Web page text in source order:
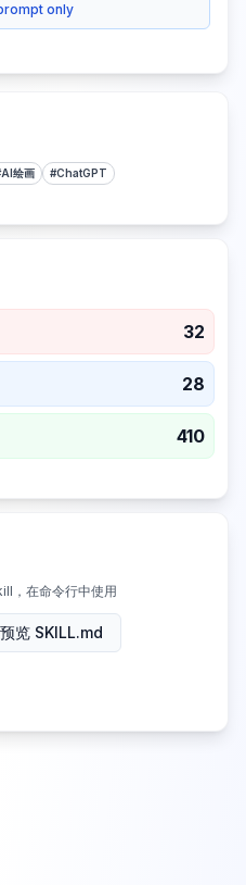
only
AI绘画 #ChatGPT
32
28
410
，在命令行中使用
预览 SKILL.md